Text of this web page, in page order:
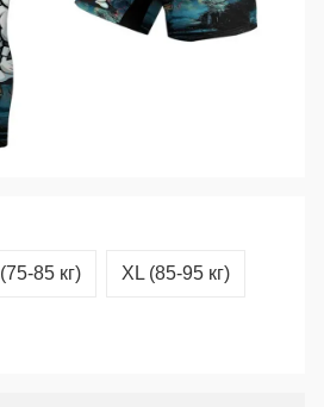
(75-85 кг) XL (85-95 кг)